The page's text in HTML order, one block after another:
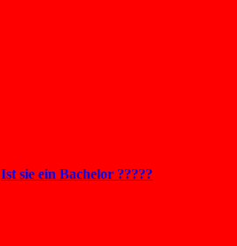
Ist sie ein Bachelor ?????